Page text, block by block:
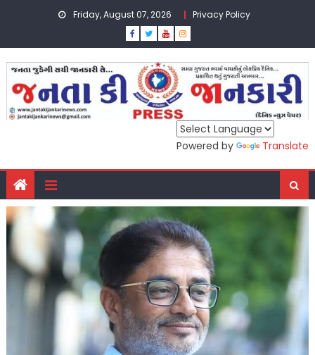
Friday, August 07, 2026 Privacy Policy
Powered by Translate